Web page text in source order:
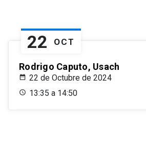
22 OCT
Rodrigo Caputo, Usach
22 de Octubre de 2024
13:35 a 14:50